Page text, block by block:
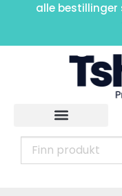
alle bestillinger